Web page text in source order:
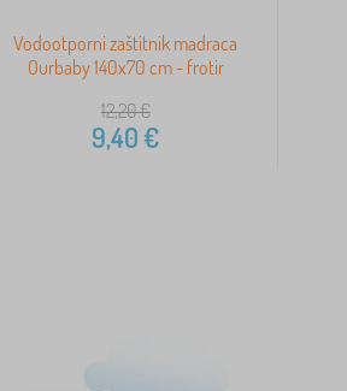
Vodootporni zaštitnik madraca
Ourbaby 140x70 cm - frotir
12,20€
9,40€